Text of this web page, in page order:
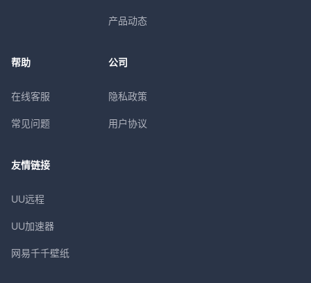
产品动态
帮助
在线客服
常见问题
公司
隐私政策
用户协议
友情链接
UU远程
UU加速器
网易千千壁纸